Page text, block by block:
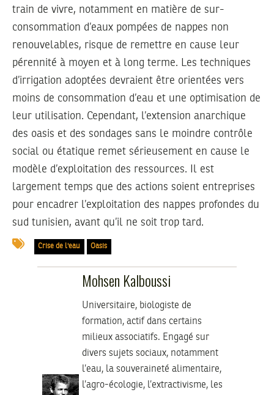
train de vivre, notamment en matière de sur-
consommation d’eaux pompées de nappes non
renouvelables, risque de remettre en cause leur
pérennité à moyen et à long terme. Les techniques
d’irrigation adoptées devraient être orientées vers
moins de consommation d’eau et une optimisation de
leur utilisation. Cependant, l’extension anarchique
des oasis et des sondages sans le moindre contrôle
social ou étatique remet sérieusement en cause le
modèle d’exploitation des ressources. Il est
largement temps que des actions soient entreprises
pour encadrer l’exploitation des nappes profondes du
sud tunisien, avant qu’il ne soit trop tard.
Crise de l'eau Oasis
Mohsen Kalboussi
Universitaire, biologiste de
formation, actif dans certains
milieux associatifs. Engagé sur
divers sujets sociaux, notamment
l’eau, la souveraineté alimentaire,
l’agro-écologie, l’extractivisme, les